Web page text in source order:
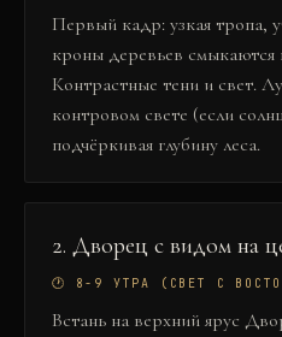
Первый кадр: узкая тропа,
кроны деревьев смыкаются
Контрастные тени и свет.
контровом свете (если
подчёркивая глубину леса.
2. Дворец с видом на
🕐 8-9 УТРА (СВЕТ С
Встань на верхний ярус